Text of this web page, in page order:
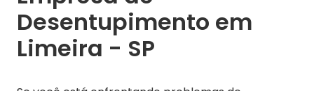
Desentupimento em
Limeira - SP